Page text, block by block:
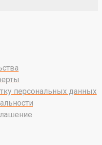
персональных данных